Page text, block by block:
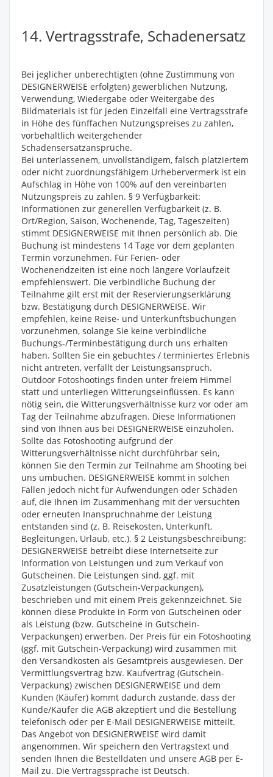
14. Vertragsstrafe, Schadenersatz
Bei jeglicher unberechtigten (ohne Zustimmung von
DESIGNERWEISE erfolgten) gewerblichen Nutzung,
Verwendung, Wiedergabe oder Weitergabe des
Bildmaterials ist für jeden Einzelfall eine Vertragsstrafe
in Höhe des fünffachen Nutzungspreises zu zahlen,
vorbehaltlich weitergehender
Schadensersatzansprüche.
Bei unterlassenem, unvollständigem, falsch platziertem
oder nicht zuordnungsfähigem Urhebervermerk ist ein
Aufschlag in Höhe von 100% auf den vereinbarten
Nutzungspreis zu zahlen. § 9 Verfügbarkeit:
Informationen zur generellen Verfügbarkeit (z. B.
Ort/Region, Saison, Wochenende, Tag, Tageszeiten)
stimmt DESIGNERWEISE mit Ihnen persönlich ab. Die
Buchung ist mindestens 14 Tage vor dem geplanten
Termin vorzunehmen. Für Ferien- oder
Wochenendzeiten ist eine noch längere Vorlaufzeit
empfehlenswert. Die verbindliche Buchung der
Teilnahme gilt erst mit der Reservierungserklärung
bzw. Bestätigung durch DESIGNERWEISE. Wir
empfehlen, keine Reise- und Unterkunftsbuchungen
vorzunehmen, solange Sie keine verbindliche
Buchungs-/Terminbestätigung durch uns erhalten
haben. Sollten Sie ein gebuchtes / terminiertes Erlebnis
nicht antreten, verfällt der Leistungsanspruch.
Outdoor Fotoshootings finden unter freiem Himmel
statt und unterliegen Witterungseinflüssen. Es kann
nötig sein, die Witterungsverhältnisse kurz vor oder am
Tag der Teilnahme abzufragen. Diese Informationen
sind von Ihnen aus bei DESIGNERWEISE einzuholen.
Sollte das Fotoshooting aufgrund der
Witterungsverhältnisse nicht durchführbar sein,
können Sie den Termin zur Teilnahme am Shooting bei
uns umbuchen. DESIGNERWEISE kommt in solchen
Fällen jedoch nicht für Aufwendungen oder Schäden
auf, die Ihnen im Zusammenhang mit der versuchten
oder erneuten Inanspruchnahme der Leistung
entstanden sind (z. B. Reisekosten, Unterkunft,
Begleitungen, Urlaub, etc.). § 2 Leistungsbeschreibung:
DESIGNERWEISE betreibt diese Internetseite zur
Information von Leistungen und zum Verkauf von
Gutscheinen. Die Leistungen sind, ggf. mit
Zusatzleistungen (Gutschein-Verpackungen),
beschrieben und mit einem Preis gekennzeichnet. Sie
können diese Produkte in Form von Gutscheinen oder
als Leistung (bzw. Gutscheine in Gutschein-
Verpackungen) erwerben. Der Preis für ein Fotoshooting
(ggf. mit Gutschein-Verpackung) wird zusammen mit
den Versandkosten als Gesamtpreis ausgewiesen. Der
Vermittlungsvertrag bzw. Kaufvertrag (Gutschein-
Verpackung) zwischen DESIGNERWEISE und dem
Kunden (Käufer) kommt dadurch zustande, dass der
Kunde/Käufer die AGB akzeptiert und die Bestellung
telefonisch oder per E-Mail DESIGNERWEISE mitteilt.
Das Angebot von DESIGNERWEISE wird damit
angenommen. Wir speichern den Vertragstext und
senden Ihnen die Bestelldaten und unsere AGB per E-
Mail zu. Die Vertragssprache ist Deutsch.